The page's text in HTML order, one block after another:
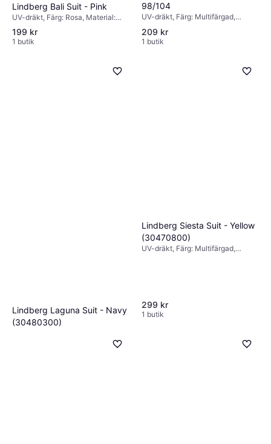
Lindberg Bali Suit - Pink
UV-dräkt, Färg: Rosa, Material:
Elastan/Lycra/Spandex, Polyamid
199 kr
1 butik
98/104
UV-dräkt, Färg: Multifärgad,
Material: Polyester,
Elastan/Lycra/Spandex, Mönster:
Enfärgad
209 kr
1 butik
Lindberg Laguna Suit - Navy
(30480300)
Elastan/Lycra/Spandex, Polyamid
Lindberg Siesta Suit - Yellow
(30470800)
UV-dräkt, Färg: Multifärgad,
299 kr
1 butik